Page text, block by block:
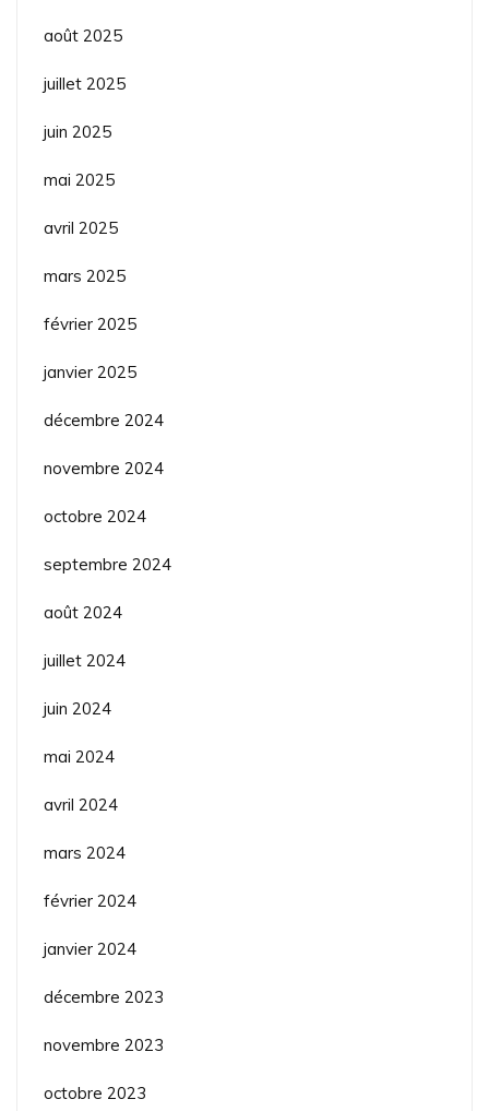
août 2025
juillet 2025
juin 2025
mai 2025
avril 2025
mars 2025
février 2025
janvier 2025
décembre 2024
novembre 2024
octobre 2024
septembre 2024
août 2024
juillet 2024
juin 2024
mai 2024
avril 2024
mars 2024
février 2024
janvier 2024
décembre 2023
novembre 2023
octobre 2023